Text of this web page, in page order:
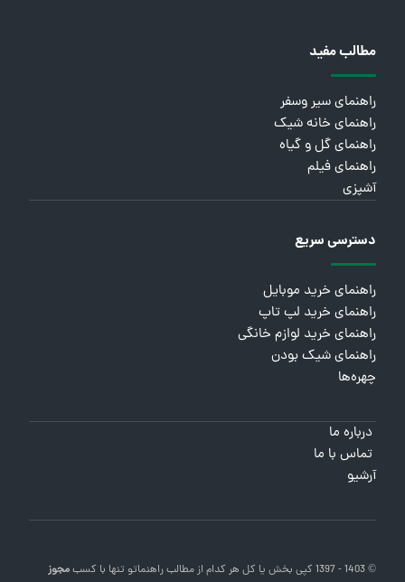
مطالب مفید
راهنمای سیر وسفر
راهنمای خانه شیک
راهنمای گل و گیاه
راهنمای فیلم
آشپزی
دسترسی سریع
راهنمای خرید موبایل
راهنمای خرید لپ تاپ
راهنمای خرید لوازم خانگی
راهنمای شیک بودن
چهره‌ها
درباره ما
تماس با ما
آرشیو
© 1403 - 1397 کپی بخش یا کل هر کدام از مطالب راهنماتو تنها با کسبمجوز